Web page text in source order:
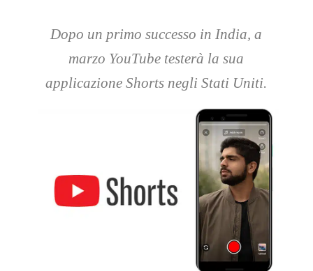
Dopo un primo successo in India, a
marzo YouTube testerà la sua
applicazione Shorts negli Stati Uniti.